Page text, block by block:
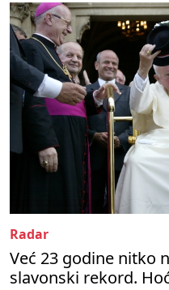
Radar
Već 23 godine nitko
slavonski rekord.